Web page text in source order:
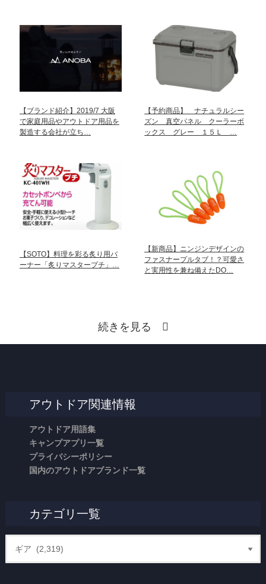
【ブランド紹介】2019/7 大阪
で家庭用品やアウトドア用品を
製造する会社が立ち…
【予約商品】 ナチュラルシー
ズン 真空パネル クーラーボ
ックス グレー １５Ｌ …
【SOTO】料理を彩る炙り用バ
ーナー「炙りマスタープチ」…
【新商品】ニンジンデザインの
ファスナープルタブ！？可愛さ
と実用性を兼ね備えたDO…
続きを見る
アウトドア関連情報
アウトドア用語集
キャンプアプリ一覧
プライバシーポリシー
国内のアウトドアブランド一覧
カテゴリ一覧